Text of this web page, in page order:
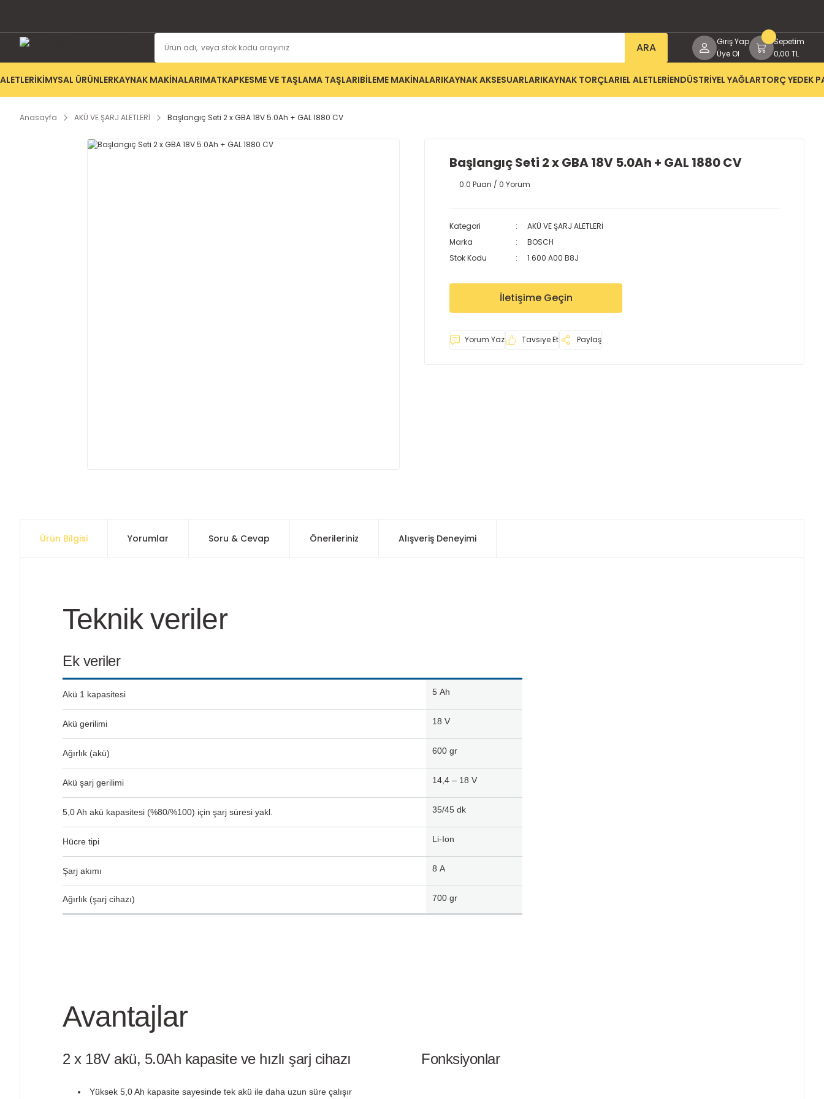
ARA
Giriş Yap
Üye Ol
Sepetim
0,00 TL
KİMYSAL ÜRÜNLERKAYNAK MAKİNALARIMATKAPKESME VE TAŞLAMA TAŞLARIBİLEME MAKİNALARIKAYNAK AKSESUARLARIKAYNAK TORÇLARIEL ALETLERİENDÜSTRİYEL YAĞLARTORÇ YEDEK
Anasayfa AKÜ VE ŞARJ ALETLERİ Başlangıç Seti 2 x GBA 18V 5.0Ah + GAL 1880 CV
Başlangıç Seti 2 x GBA 18V 5.0Ah + GAL 1880 CV
0.0 Puan / 0 Yorum
Kategori
AKÜ VE ŞARJ ALETLERİ
Marka
BOSCH
Stok Kodu
1 600 A00 B8J
İletişime Geçin
Yorum Yaz Tavsiye Et Paylaş
Ürün Bilgisi Yorumlar Soru & Cevap Önerileriniz Alışveriş Deneyimi
Teknik veriler
Ek veriler
Akü 1 kapasitesi 5 Ah
Akü gerilimi 18 V
Ağırlık (akü) 600 gr
Akü şarj gerilimi 14,4 – 18 V
5,0 Ah akü kapasitesi (%80/%100) için şarj süresi yakl. 35/45 dk
Hücre tipi Li-Ion
Şarj akımı 8 A
Ağırlık (şarj cihazı) 700 gr
Avantajlar
2 x 18V akü, 5.0Ah kapasite ve hızlı şarj cihazı
Yüksek 5,0 Ah kapasite sayesinde tek akü ile daha uzun süre çalışır
Fonksiyonlar